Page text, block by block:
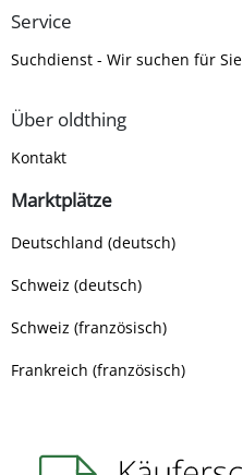
Service
Suchdienst - Wir suchen für Sie
Über oldthing
Kontakt
Marktplätze
Deutschland (deutsch)
Schweiz (deutsch)
Schweiz (französisch)
Frankreich (französisch)